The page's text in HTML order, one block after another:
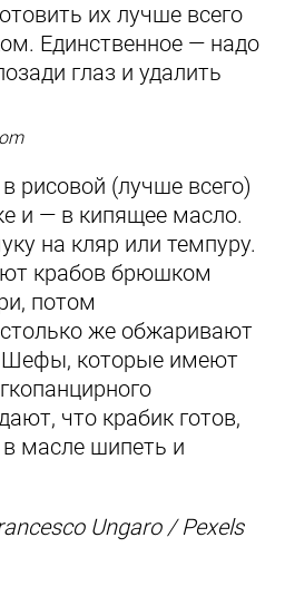
их лучше всего
Единственное — надо
глаз и удалить
рисовой (лучше всего)
и — в кипящее масло.
на кляр или темпуру.
крабов брюшком
потом
же обжаривают
Шефы, которые имеют
что крабик готов,
в масле шипеть и
Ungaro / Pexels